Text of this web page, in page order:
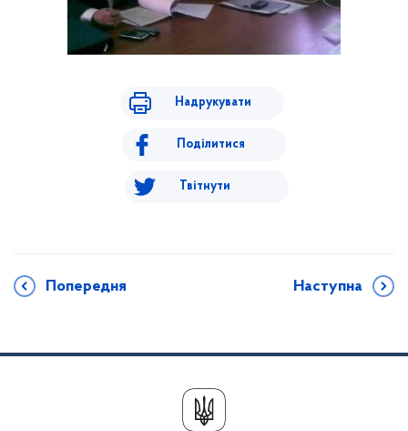
Надрукувати
Поділитися
Твітнути
Попередня Наступна